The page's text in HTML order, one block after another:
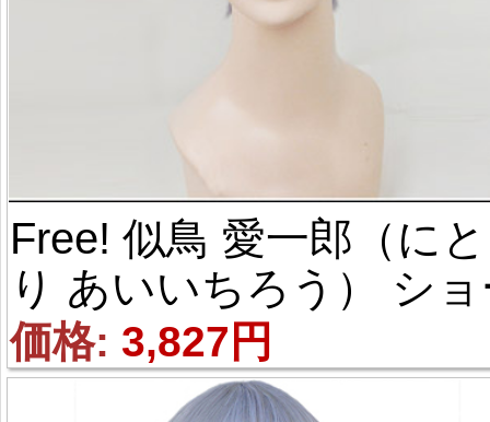
Free! 似鳥 愛一郎（にと
り あいいちろう） シ
ト 浅紫 風 コスプレウィ
ッグ
価格: 3,827円